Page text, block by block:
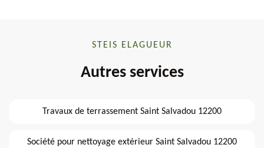
STEIS ELAGUEUR
Autres services
Travaux de terrassement Saint Salvadou 12200
Société pour nettoyage extérieur Saint Salvadou 12200